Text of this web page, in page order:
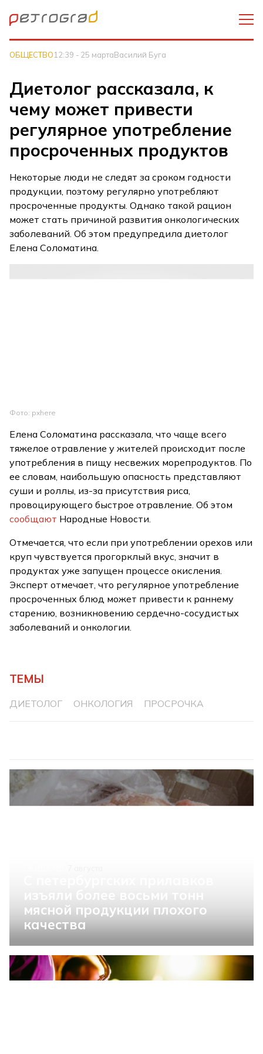
ОБЩЕСТВО12:39 - 25 мартаВасилий Буга
Диетолог рассказала, к
чему может привести
регулярное употребление
просроченных продуктов
Некоторые люди не следят за сроком годности
продукции, поэтому регулярно употребляют
просроченные продукты. Однако такой рацион
может стать причиной развития онкологических
заболеваний. Об этом предупредила диетолог
Елена Соломатина.
Фото: pxhere
Елена Соломатина рассказала, что чаще всего
тяжелое отравление у жителей происходит после
употребления в пищу несвежих морепродуктов. По
ее словам, наибольшую опасность представляют
суши и роллы, из-за присутствия риса,
провоцирующего быстрое отравление. Об этом
сообщают Народные Новости.
Отмечается, что если при употреблении орехов или
круп чувствуется прогорклый вкус, значит в
продуктах уже запущен процессе окисления.
Эксперт отмечает, что регулярное употребление
просроченных блюд может привести к раннему
старению, возникновению сердечно-сосудистых
заболеваний и онкологии.
ТЕМЫ
ДИЕТОЛОГ ОНКОЛОГИЯ ПРОСРОЧКА
мясной продукции плохого
качества